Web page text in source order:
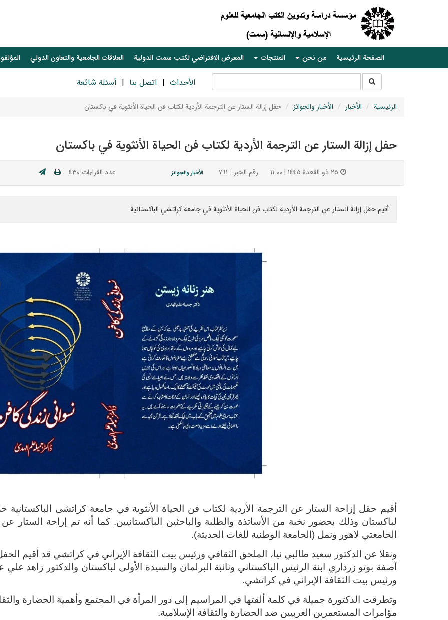
الصفحة الرئيسية من نحن المنتجات المعرض الافتراضي لكتب سمت الدولية العلاقات الجامعیة والتعاون الدولي
جستجو
در
سایت
الأحداث اتصل بنا أسئلة شائعة
الرئيسية الأخبار الأخبار والجوائز حفل إزالة الستار عن الترجمة الأردية لكتاب فن الحياة الأنثوية في باكستان
حفل إزالة الستار عن الترجمة الأردية لكتاب فن الحياة الأنثوية في باكستان
٢٥ ذو القعدة ١٤٤٥ | ١١:٠٠ رقم الخبر : ۷٦١ الأخبار والجوائز عدد القراءات:٤٣٠
أقيم حقل إزالة الستار عن الترجمة الأردية لكتاب فن الحياة الأنثوية في جامعة كراتشي الباكستانية.
أقيم حقل إزاحة الستار عن الترجمة الأردية لكتاب فن الحياة الأنثوية في جامعة كراتشي الباكستانية
لباكستان وذلك بحضور نخبة من الأساتذة والطلبة والباحثين الباكستانيين. كما أنه تم إزاحة الستار
الجامعتي لاهور ونمل ( الجامعة الوطنية للغات الحديثة).
ونقلا عن الدكتور سعيد طالبي نيا، الملحق الثقافي ورئيس بيت الثقافة الإيراني في كراتشي قد أقيم
آصفة بوتو زرداري ابنة الرئيس الباكستاني ونائبة البرلمان والسيدة الأولى لباكستان والدكتور زاهد
ورئيس بيت الثقافة الإيراني في كراتشي.
وتطرقت الدكتورة جميلة في كلمة ألقتها في المراسيم إلى دور المرأة في المجتمع وأهمية الحضارة
مؤامرات المستعمرين الغربيين ضد الحضارة والثقافة الإسلامية.